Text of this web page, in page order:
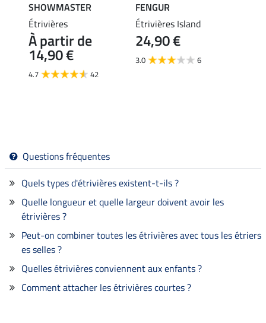
SHOWMASTER
Étrivières
À partir de
14,90 €
4.7 42
FENGUR
Étrivières Island
24,90 €
3.0 6
Questions fréquentes
Quels types d'étrivières existent-t-ils ?
Quelle longueur et quelle largeur doivent avoir les
étrivières ?
Peut-on combiner toutes les étrivières avec tous les étriers
es selles ?
Quelles étrivières conviennent aux enfants ?
Comment attacher les étrivières courtes ?